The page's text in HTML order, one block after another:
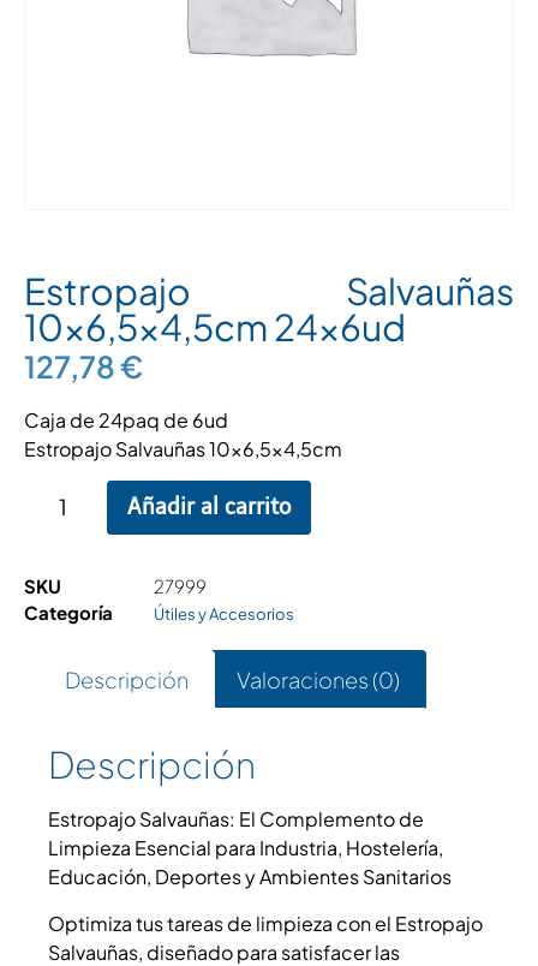
Estropajo Salvauñas
10×6,5×4,5cm 24x6ud
127,78€
Caja de 24paq de 6ud
Estropajo Salvauñas 10×6,5×4,5cm
Añadir al carrito
SKU
27999
Categoría
Útiles y Accesorios
Descripción Valoraciones (0)
Descripción
Estropajo Salvauñas: El Complemento de
Limpieza Esencial para Industria, Hostelería,
Educación, Deportes y Ambientes Sanitarios
Optimiza tus tareas de limpieza con el Estropajo
Salvauñas, diseñado para satisfacer las